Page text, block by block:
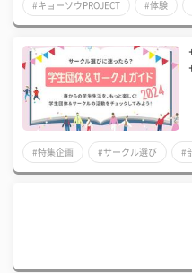
#キョーソウPROJECT #体験
#特集企画 #サークル選び #